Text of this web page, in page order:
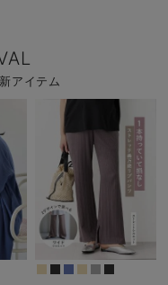
アイテム